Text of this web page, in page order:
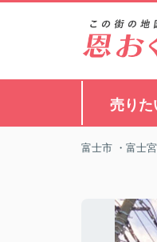
売りた
富士市 ・富士